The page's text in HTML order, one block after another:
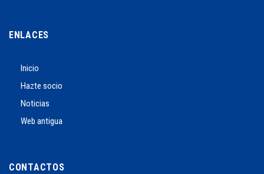
ENLACES
Inicio
Hazte socio
Noticias
Web antigua
CONTACTOS